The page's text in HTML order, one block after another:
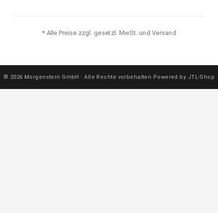
* Alle Preise zzgl. gesetzl. MwSt. und Versand
© 2026 Morgenstern GmbH · Alle Rechte vorbehalten· Powered by JTL-Shop